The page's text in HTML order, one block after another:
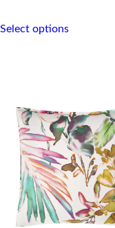
Select optionsproduct
be
chosen
on
the
product
page